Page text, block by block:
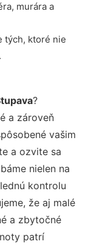
murára a
tých, ktoré nie
?
a zároveň
vašim
a ozvite sa
nielen na
kontrolu
že aj malé
a zbytočné
patrí